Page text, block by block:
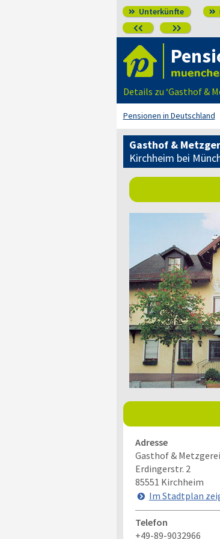
 Unterkünfte 
 
Details zu ‘Gasthof &
Pensionen in Deutschland
Gasthof &
Kirchheim bei
Adresse
Gasthof &
Erdingerstr. 2
85551 Kirchheim
Im Stadtplan
Telefon
+49-89-9032966